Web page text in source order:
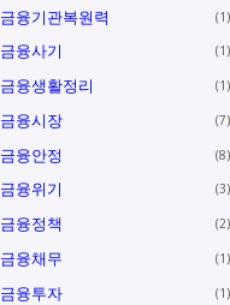
금융기관복원력 1
금융사기 1
금융생활정리 1
금융시장 7
금융안정 8
금융위기 3
금융정책 2
금융채무 1
금융투자 1